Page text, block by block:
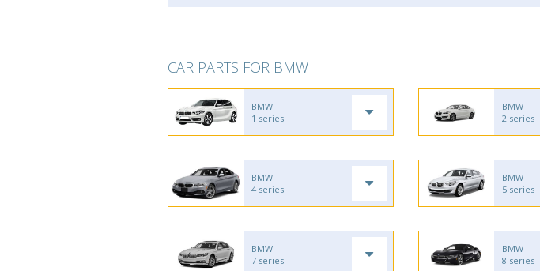
CAR PARTS FOR BMW
BMW
1 series
BMW
2 series
BMW
4 series
BMW
5 series
BMW
7 series
BMW
8 series